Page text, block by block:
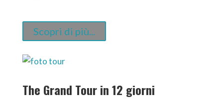
Scopri di più...
The Grand Tour in 12 giorni